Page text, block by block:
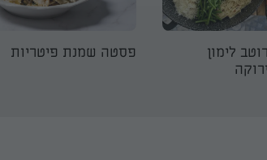
לימון
פסטה שמנת פיטריות